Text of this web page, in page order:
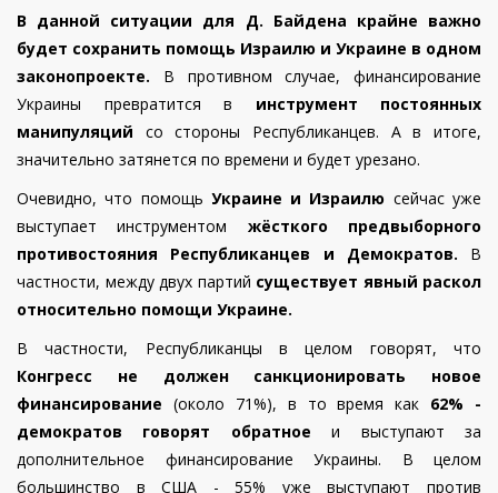
В данной ситуации для Д. Байдена крайне важно
будет сохранить помощь Израилю и Украине в одном
законопроекте.
В противном случае, финансирование
Украины превратится в инструмент постоянных
манипуляций со стороны Республиканцев. А в итоге,
значительно затянется по времени и будет урезано.
Очевидно, что помощь Украине и Израилю сейчас уже
выступает инструментом жёсткого предвыборного
противостояния Республиканцев и Демократов. В
частности, между двух партий существует явный раскол
относительно помощи Украине.
В частности, Республиканцы в целом говорят, что
Конгресс не должен санкционировать новое
финансирование (около 71%), в то время как 62% -
демократов говорят обратное и выступают за
дополнительное финансирование Украины. В целом
большинство в США - 55% уже выступают против